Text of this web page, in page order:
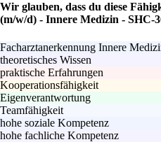
Wir glauben, dass du diese
(m/w/d) - Innere Medizin - SHC-
Facharztanerkennung Innere
theoretisches Wissen
praktische Erfahrungen
Kooperationsfähigkeit
Eigenverantwortung
Teamfähigkeit
hohe soziale Kompetenz
hohe fachliche Kompetenz